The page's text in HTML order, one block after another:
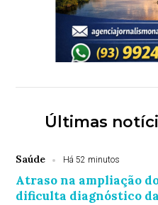
Últimas
Saúde Há 52 minutos
Atraso na ampliação
dificulta diagnóstico